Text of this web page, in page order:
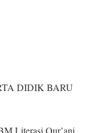
DIDIK BARU
Literasi Qur’ani